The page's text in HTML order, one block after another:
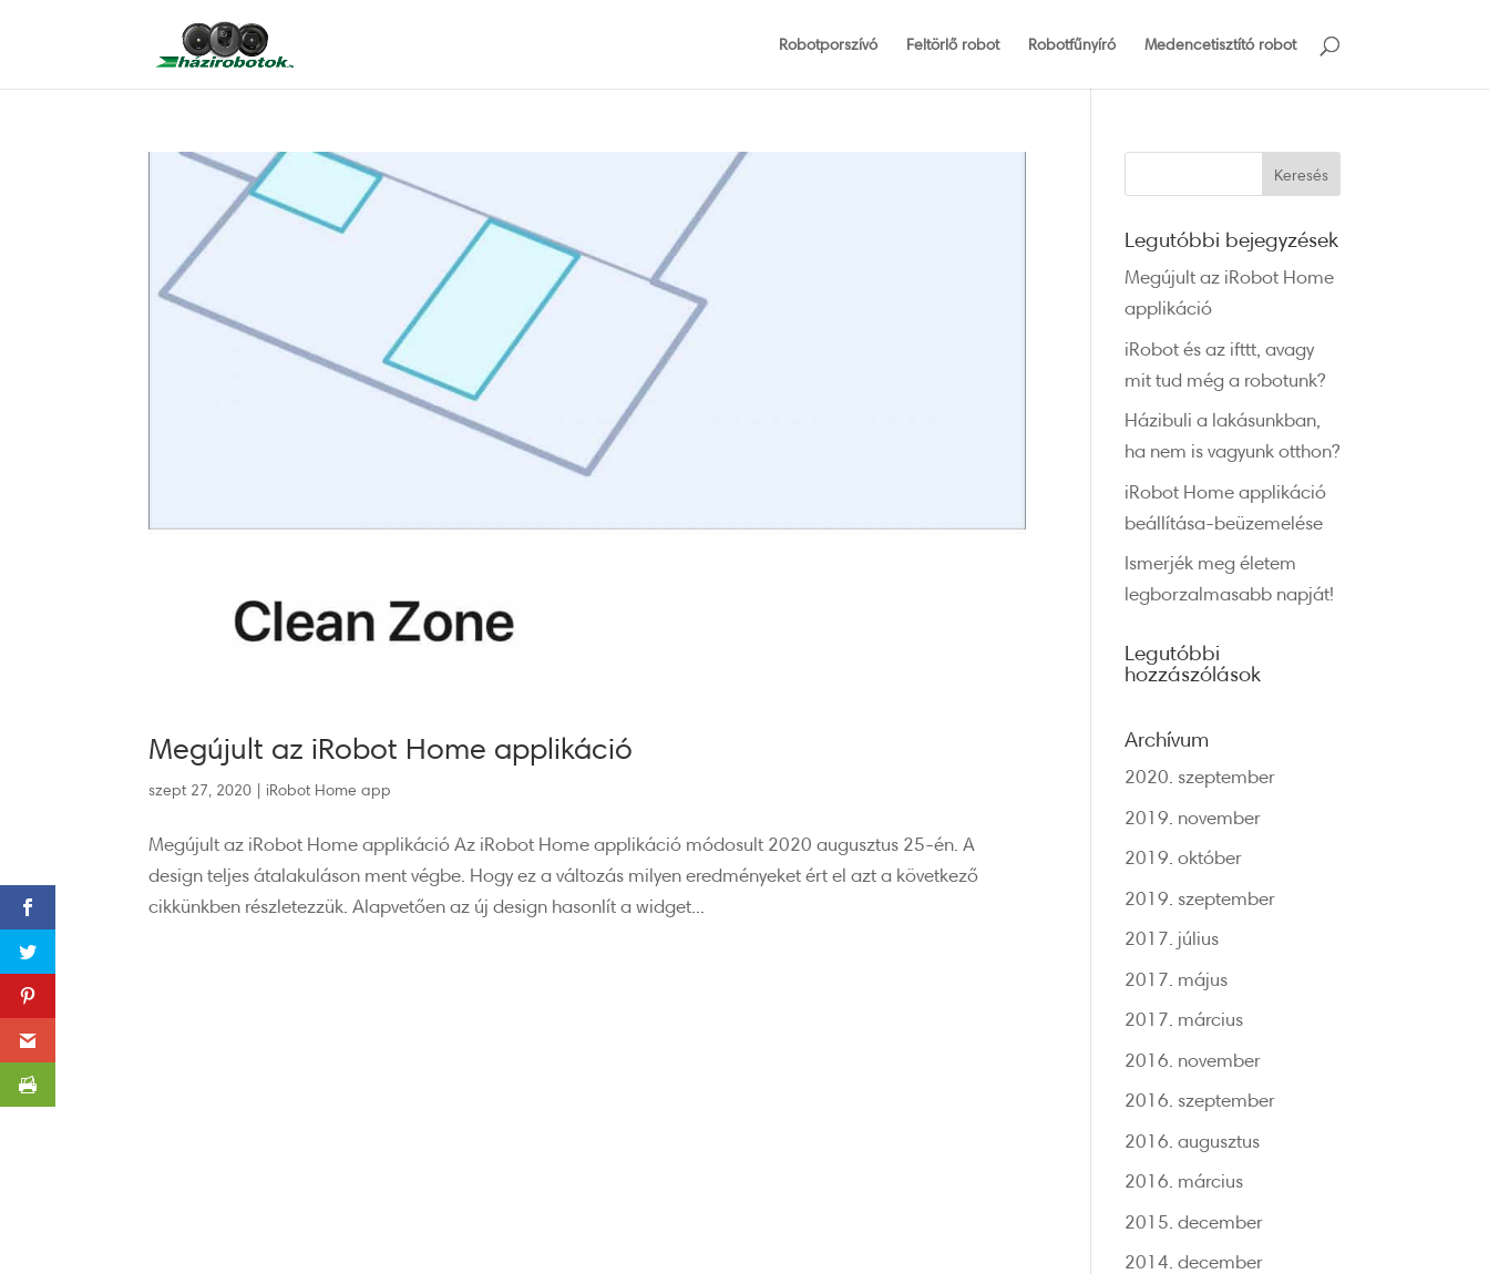
Robotporszívó Feltörlő robot Robotfűnyíró Medencetisztító robot
Megújult az iRobot Home applikáció
szept 27, 2020 |iRobot Home app
Megújult az iRobot Home applikáció Az iRobot Home applikáció módosult 2020 augusztus 25-én. A
design teljes átalakuláson ment végbe. Hogy ez a változás milyen eredményeket ért el azt a következő
cikkünkben részletezzük. Alapvetően az új design hasonlít a widget...
Legutóbbi bejegyzések
Megújult az iRobot Home
applikáció
iRobot és az ifttt, avagy
mit tud még a robotunk?
Házibuli a lakásunkban,
ha nem is vagyunk otthon?
iRobot Home applikáció
beállítása-beüzemelése
Ismerjék meg életem
legborzalmasabb napját!
Legutóbbi
hozzászólások
Archívum
2020. szeptember
2019. november
2019. október
2019. szeptember
2017. július
2017. május
2017. március
2016. november
2016. szeptember
2016. augusztus
2016. március
2015. december
2014. december